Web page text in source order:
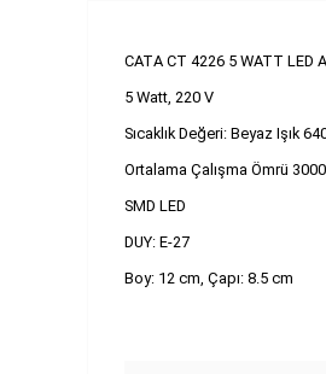
CATA CT 4226 5 WATT LED
5 Watt, 220 V
Sıcaklık Değeri: Beyaz Işık
Ortalama Çalışma Ömrü
SMD LED
DUY: E-27
Boy: 12 cm, Çapı: 8.5 cm